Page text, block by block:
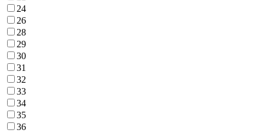
24
26
28
29
30
31
32
33
34
35
36